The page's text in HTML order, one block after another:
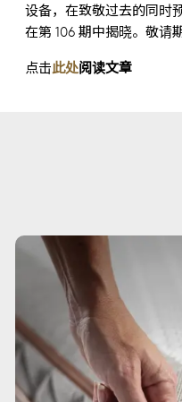
设备，在致敬过去的同时
在第 106 期中揭晓。敬请
点击此处阅读文章